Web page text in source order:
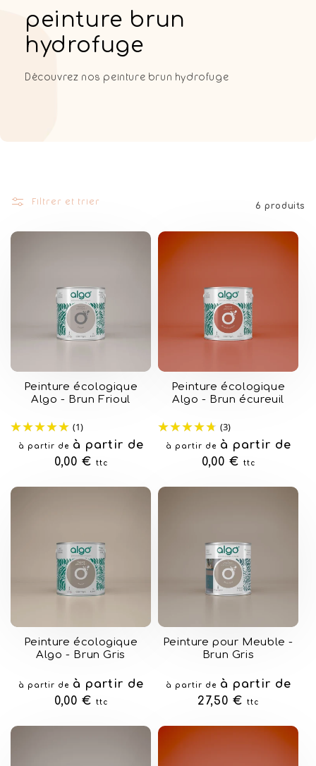
C
o
l
c
peinture brun
hydrofuge
Découvrez nos peinture brun hydrofuge
Filtrer et trier 6 produits
Peinture écologique
Algo - Brun Frioul
(1)
Prix
habituel
à partir de
à partir de
0,00 €
ttc
Peinture écologique
Algo - Brun écureuil
(3)
Prix
habituel
à partir de
à partir de
0,00 €
ttc
Peinture écologique
Algo - Brun Gris
Prix
habituel
à partir de
à partir de
0,00 €
ttc
Peinture pour Meuble -
Brun Gris
Prix
habituel
à partir de
à partir de
27,50 €
ttc